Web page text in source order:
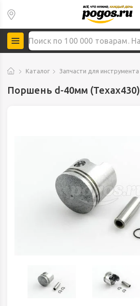
Каталог Запчасти для инструмента
Поршень d-40мм (Texax430)